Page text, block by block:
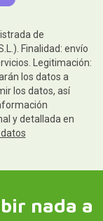
de
Finalidad: envío
Legitimación:
los datos a
los datos, así
y detallada en
nada a